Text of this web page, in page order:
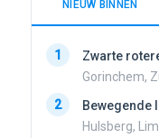
NIEUW BINNEN
1
Zwarte
Gorinchem,
2
Bewegende
Hulsberg,